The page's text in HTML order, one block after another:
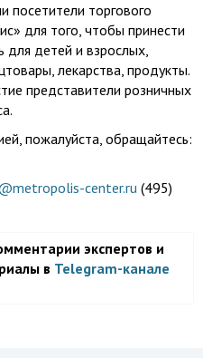
посетители торгового
для того, чтобы принести
детей и взрослых,
лекарства, продукты.
представители розничных
пожалуйста, обращайтесь:
center.ru (495)
экспертов и
в Telegram-канале